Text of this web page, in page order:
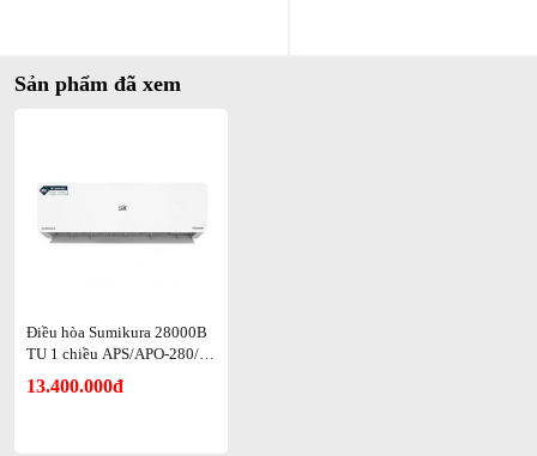
xử lý gọn gàng những không gian rộng lớn mà vẫn đảm bảo độ ổn
định. Điểm nhấn lớn nhất chính là công nghệ S-Clean. Thay vì phải
mùi hôi và nấm mốc phát triển.
Sản phẩm đã xem
Điều hòa Sumikura 28000B
TU 1 chiều APS/APO-280/M
ORANDI
13.400.000đ